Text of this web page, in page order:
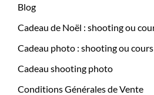
Blog
Cadeau de Noël : shooting ou
Cadeau photo : shooting ou
Cadeau shooting photo
Conditions Générales de Vente